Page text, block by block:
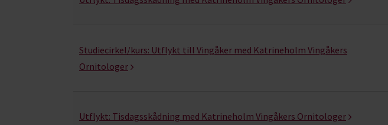
Studiecirkel/kurs: Utflykt till Vingåker med Katrineholm Vingåkers
Ornitologer
Utflykt: Tisdagsskådning med Katrineholm Vingåkers Ornitologer